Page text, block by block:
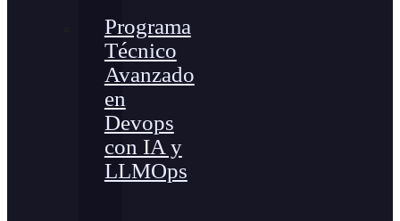
Programa
Técnico
Avanzado
en
Devops
con IA y
LLMOps